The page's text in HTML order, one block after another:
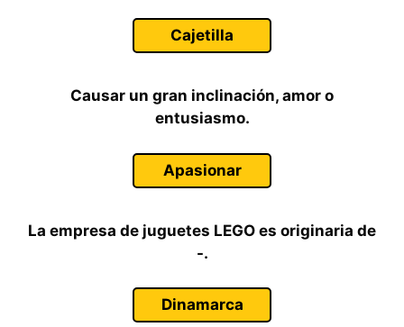
Cajetilla
Causar un gran inclinación, amor o
entusiasmo.
Apasionar
La empresa de juguetes LEGO es originaria de
-.
Dinamarca